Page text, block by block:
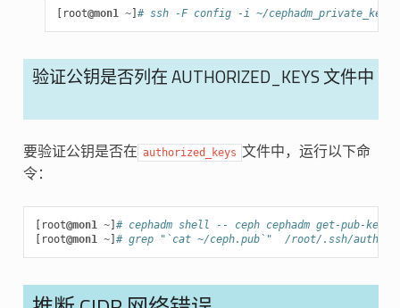
[ root@mon1 ~] # ssh -F config -i ~/cephadm_private_key
验证公钥是否列在 AUTHORIZED_KEYS 文件中
要验证公钥是否在 authorized_keys 文件中，运行以下命
令：
[ root@mon1 ~] # cephadm shell -- ceph cephadm get-pub-key
[ root@mon1 ~] # grep "`cat ~/ceph.pub`"  /root/.ssh/